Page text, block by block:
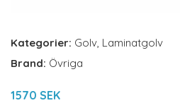
Kategorier: Golv, Laminatgolv
Brand: Övriga
1570 SEK